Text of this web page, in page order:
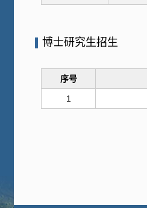
博士研究生招生
序号
1